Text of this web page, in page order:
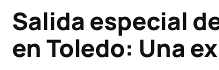
Salida especial
en Toledo: Una